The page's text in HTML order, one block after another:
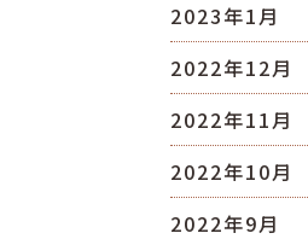
2023年1月
2022年12月
2022年11月
2022年10月
2022年9月